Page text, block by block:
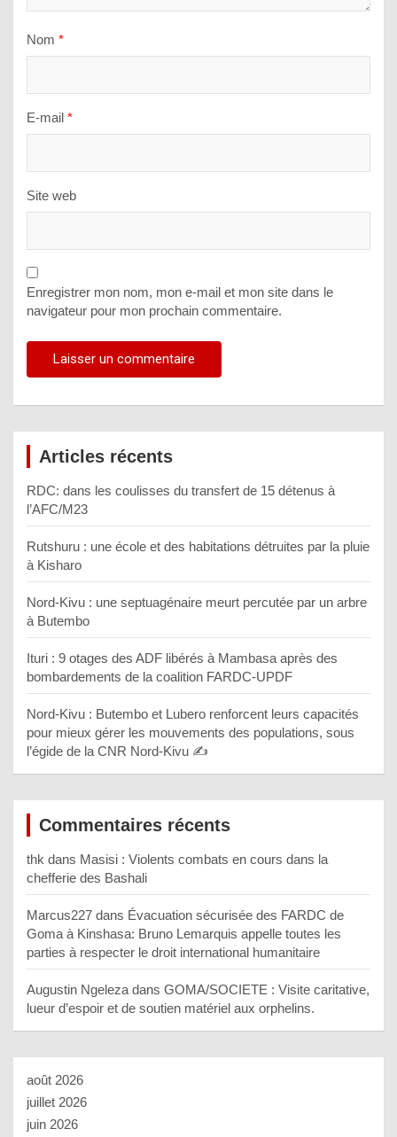
Nom *
E-mail *
Site web
Enregistrer mon nom, mon e-mail et mon site dans le
navigateur pour mon prochain commentaire.
Articles récents
RDC: dans les coulisses du transfert de 15 détenus à
l’AFC/M23
Rutshuru : une école et des habitations détruites par la pluie
à Kisharo
Nord-Kivu : une septuagénaire meurt percutée par un arbre
à Butembo
Ituri : 9 otages des ADF libérés à Mambasa après des
bombardements de la coalition FARDC-UPDF
Nord-Kivu : Butembo et Lubero renforcent leurs capacités
pour mieux gérer les mouvements des populations, sous
l’égide de la CNR Nord-Kivu ✍️
Commentaires récents
thk dans Masisi : Violents combats en cours dans la
chefferie des Bashali
Marcus227 dans Évacuation sécurisée des FARDC de
Goma à Kinshasa: Bruno Lemarquis appelle toutes les
parties à respecter le droit international humanitaire
Augustin Ngeleza dans GOMA/SOCIETE : Visite caritative,
lueur d’espoir et de soutien matériel aux orphelins.
août 2026
juillet 2026
juin 2026